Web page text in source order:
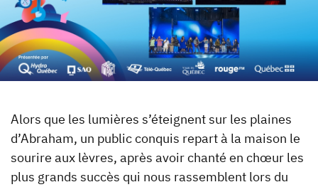
Alors que les lumières s’éteignent sur les plaines
d’Abraham, un public conquis repart à la maison le
sourire aux lèvres, après avoir chanté en chœur les
plus grands succès qui nous rassemblent lors du